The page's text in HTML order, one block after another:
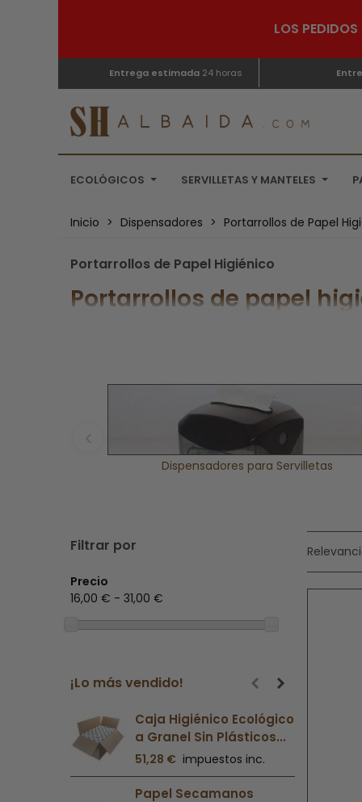
LOS
Entrega estimada24 horas
ECOLÓGICOS SERVILLETAS Y MANTELES
Inicio > Dispensadores > Portarrollos de Papel
Portarrollos de Papel Higiénico
Portarrollos de papel
Y es que este tipo de producto se ha convertido
un mejor aspecto al cuarto de baño, ya que este
Dispensadores para Servilletas
Filtrar por
Precio
16,00 € - 31,00 €
¡Lo más vendido!
Caja Higiénico Ecológico
a Granel Sin Plásticos...
51,28 € impuestos inc.
Papel Secamanos